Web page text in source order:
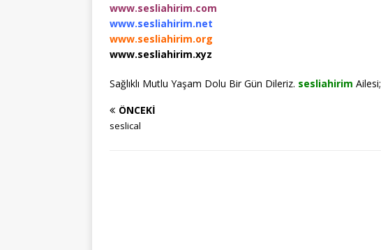
www.sesliahirim.com
www.sesliahirim.net
www.sesliahirim.org
www.sesliahirim.xyz
Sağlıklı Mutlu Yaşam Dolu Bir Gün Dileriz. sesliahirim Ailesi;
ÖNCEKI
seslical